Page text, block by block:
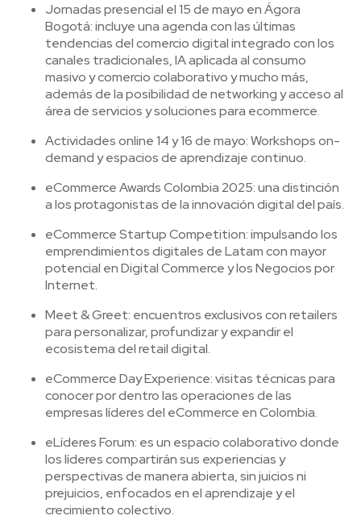
Jornadas presencial el 15 de mayo en Ágora
Bogotá: incluye una agenda con las últimas
tendencias del comercio digital integrado con los
canales tradicionales, IA aplicada al consumo
masivo y comercio colaborativo y mucho más,
además de la posibilidad de networking y acceso al
área de servicios y soluciones para ecommerce.
Actividades online 14 y 16 de mayo: Workshops on-
demand y espacios de aprendizaje continuo.
eCommerce Awards Colombia 2025: una distinción
a los protagonistas de la innovación digital del país.
eCommerce Startup Competition: impulsando los
emprendimientos digitales de Latam con mayor
potencial en Digital Commerce y los Negocios por
Internet.
Meet & Greet: encuentros exclusivos con retailers
para personalizar, profundizar y expandir el
ecosistema del retail digital.
eCommerce Day Experience: visitas técnicas para
conocer por dentro las operaciones de las
empresas líderes del eCommerce en Colombia.
eLíderes Forum: es un espacio colaborativo donde
los líderes compartirán sus experiencias y
perspectivas de manera abierta, sin juicios ni
prejuicios, enfocados en el aprendizaje y el
crecimiento colectivo.